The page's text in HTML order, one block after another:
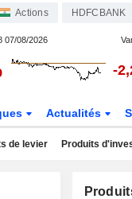
Actions HDFCBANK
07/08/2026
-
Actualités
de levier Produits